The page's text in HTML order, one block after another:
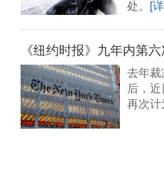
处。 [
《纽约时报》九年内第
去年裁
后，近
再次计